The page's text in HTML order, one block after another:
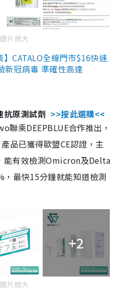
片放大
CATALO全線門市$16快速
新冠病毒 準確性高達
原測試劑 >>按此選購<<
聯乘DEEPBLUE合作推出，
品已獲得歐盟CE認證，主
能有效檢測Omicron及Delta
最快15分鐘就能知道檢測
+2
片放大